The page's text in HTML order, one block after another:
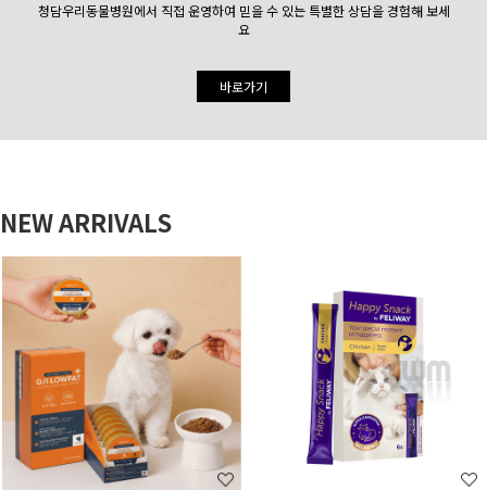
청담우리동물병원에서 직접 운영하여 믿을 수 있는 특별한 상담을 경험해 보세
요
바로가기
NEW ARRIVALS